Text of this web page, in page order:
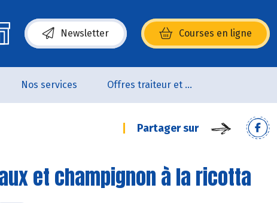
Newsletter Courses en ligne
(s’ouvre dans une nouvelle fenêtre)
Nos services Offres traiteur et pâtisserie
Partager sur
et champignon à la ricotta